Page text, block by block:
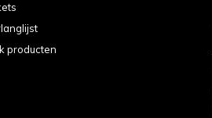
producten